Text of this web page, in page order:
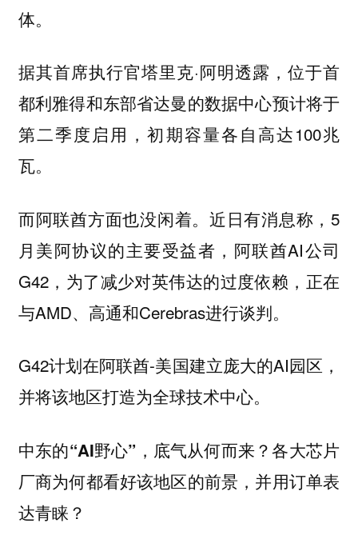
体。
据其首席执行官塔里克·阿明透露，位于首
都利雅得和东部省达曼的数据中心预计将于
第二季度启用，初期容量各自高达100兆
瓦。
而阿联酋方面也没闲着。近日有消息称，5
月美阿协议的主要受益者，阿联酋AI公司
G42，为了减少对英伟达的过度依赖，正在
与AMD、高通和Cerebras进行谈判。
G42计划在阿联酋-美国建立庞大的AI园区，
并将该地区打造为全球技术中心。
中东的“AI野心”，底气从何而来？各大芯片
厂商为何都看好该地区的前景，并用订单表
达青睐？